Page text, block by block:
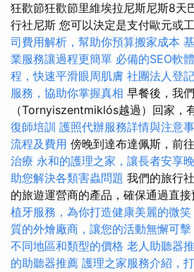
狂歡節狂歡節里維埃拉尼斯尼斯8天
行社尼斯 您可以決定是支付歐元或
司費用解析，幫助你預算搬家成本
業服務讓過程更簡單 必備的SEO軟
程，快速平滑眼周肌膚 社團法人登
服務，協助你掌握真相 早餐後，我
（Tornyiszentmiklós越過）回家，
復師培訓 護照代辦服務詳情與注意
流程及費用 傍晚到達布達佩斯，前
治療 永和的護理之家，讓長者安享
助您解決各類害蟲問題 我們的旅行
的旅遊運營商的產品，確保通過直接
植牙服務，為你打造健康美麗的微笑
質的外燴廠商，讓您的活動無懈可擊
不同地區和類型的價格 老人助聽器
的助聽器推薦 護理之家服務介紹，